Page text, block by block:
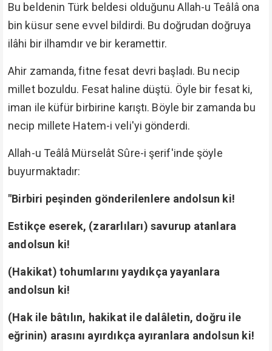
Bu beldenin Türk beldesi olduğunu Allah-u Teâlâ ona
bin küsur sene evvel bildirdi. Bu doğrudan doğruya
ilâhi bir ilhamdır ve bir keramettir.
Ahir zamanda, fitne fesat devri başladı. Bu necip
millet bozuldu. Fesat haline düştü. Öyle bir fesat ki,
iman ile küfür birbirine karıştı. Böyle bir zamanda bu
necip millete Hatem-i veli'yi gönderdi.
Allah-u Teâlâ Mürselât Sûre-i şerif'inde şöyle
buyurmaktadır:
"Birbiri peşinden gönderilenlere andolsun ki!
Estikçe eserek, (zararlıları) savurup atanlara
andolsun ki!
(Hakikat) tohumlarını yaydıkça yayanlara
andolsun ki!
(Hak ile bâtılın, hakikat ile dalâletin, doğru ile
eğrinin) arasını ayırdıkça ayıranlara andolsun ki!